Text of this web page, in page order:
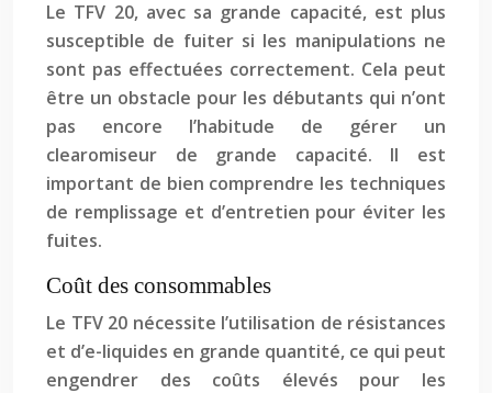
Le TFV 20, avec sa grande capacité, est plus
susceptible de fuiter si les manipulations ne
sont pas effectuées correctement. Cela peut
être un obstacle pour les débutants qui n’ont
pas encore l’habitude de gérer un
clearomiseur de grande capacité. Il est
important de bien comprendre les techniques
de remplissage et d’entretien pour éviter les
fuites.
Coût des consommables
Le TFV 20 nécessite l’utilisation de résistances
et d’e-liquides en grande quantité, ce qui peut
engendrer des coûts élevés pour les